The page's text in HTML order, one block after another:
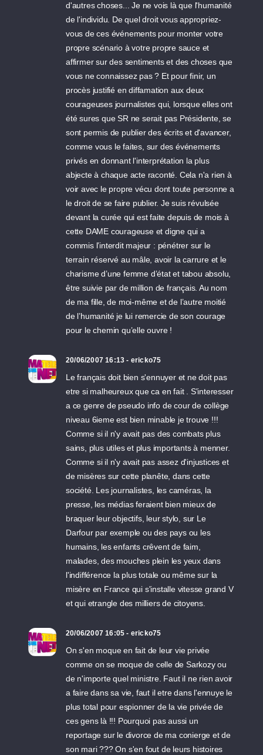
d'autres choses... Je ne vois là que l'humanité
de l'individu. De quel droit vous appropriez-
vous de ces événements pour monter votre
propre scénario à votre propre sauce et
affirmer sur des sentiments et des choses que
vous ne connaissez pas ? Et pour finir, un
procès justifié en diffamation aux deux
courageuses journalistes qui, lorsque elles ont
été sures que SR ne serait pas Présidente, se
sont permis de publier des écrits et d'avancer,
comme vous le faites, sur des événements
privés en donnant l'interprétation la plus
abjecte à chaque acte raconté. Cela n'a rien à
voir avec le propre vécu dont toute personne a
le droit de se faire publier. Je suis révulsée
devant la curée qui est faite depuis de mois à
cette DAME courageuse et digne qui a
commis l’interdit majeur : pénétrer sur le
terrain réservé au mâle, avoir la carrure et le
charisme d’une femme d’état et tabou absolu,
être suivie par de million de français. Au nom
de ma fille, de moi-même et de l’autre moitié
de l’humanité je lui remercie de son courage
pour le chemin qu’elle ouvre !
20/06/2007 16:13 - ericko75
Le français doit bien s'ennuyer et ne doit pas
etre si malheureux que ca en fait . S'interesser
a ce genre de pseudo info de cour de collège
niveau 6ieme est bien minable je trouve !!!
Comme si il n'y avait pas des combats plus
sains, plus utiles et plus importants à menner.
Comme si il n'y avait pas assez d'injustices et
de misères sur cette planête, dans cette
société. Les journalistes, les caméras, la
presse, les médias feraient bien mieux de
braquer leur objectifs, leur stylo, sur Le
Darfour par exemple ou des pays ou les
humains, les enfants crêvent de faim,
malades, des mouches plein les yeux dans
l'indifférence la plus totale ou même sur la
misère en France qui s'installe vitesse grand V
et qui etrangle des milliers de citoyens.
20/06/2007 16:05 - ericko75
On s'en moque en fait de leur vie privée
comme on se moque de celle de Sarkozy ou
de n'importe quel ministre. Faut il ne rien avoir
a faire dans sa vie, faut il etre dans l'ennuye le
plus total pour espionner de la vie privée de
ces gens là !!! Pourquoi pas aussi un
reportage sur le divorce de ma conierge et de
son mari ??? On s'en fout de leurs histoires